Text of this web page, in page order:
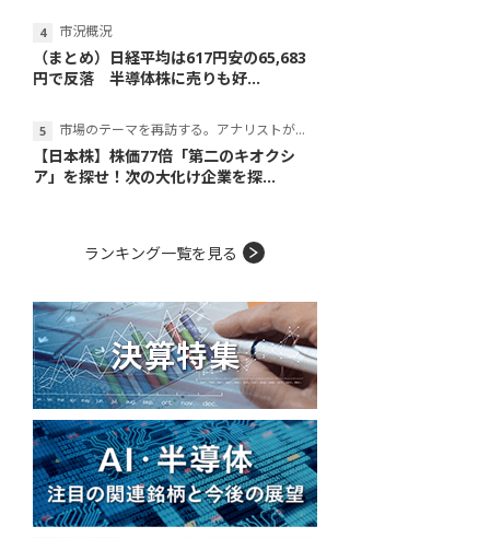
市況概況
（まとめ）日経平均は617円安の65,683
円で反落 半導体株に売りも好...
市場のテーマを再訪する。アナリストが読み解くテーマの本質
【日本株】株価77倍「第二のキオクシ
ア」を探せ！次の大化け企業を探...
ランキング一覧を見る